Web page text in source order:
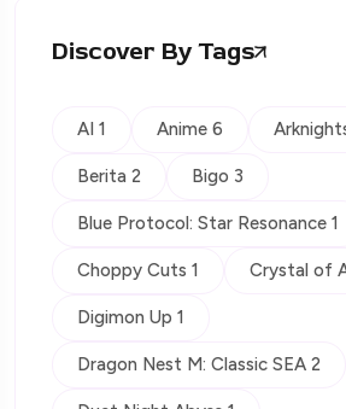
Discover By Tags
AI 1 Anime 6
Berita 2 Bigo 3
Blue Protocol: Star Resonance 1
Choppy Cuts 1 Crystal of
Digimon Up 1
Dragon Nest M: Classic SEA 2